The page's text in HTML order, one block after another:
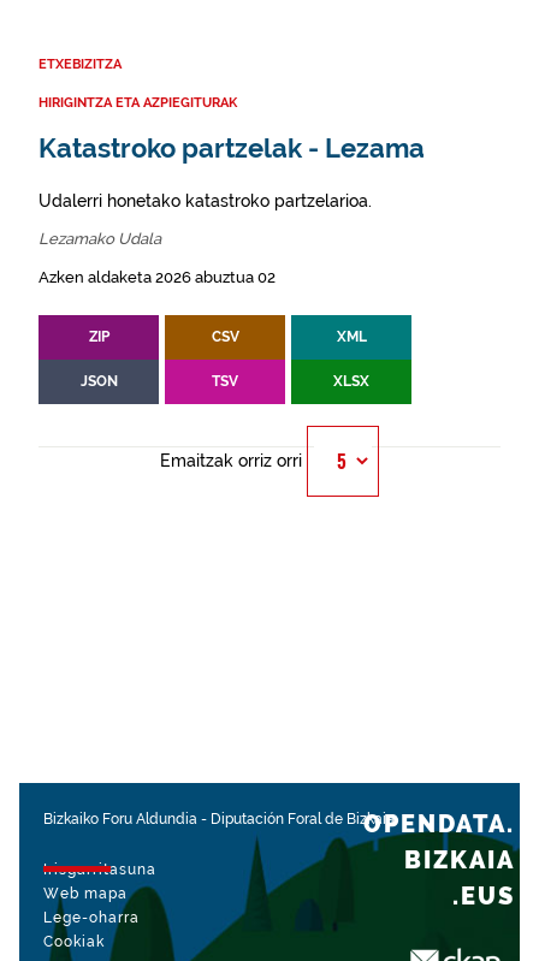
ETXEBIZITZA
HIRIGINTZA ETA AZPIEGITURAK
Katastroko partzelak - Lezama
Udalerri honetako katastroko partzelarioa.
Lezamako Udala
Azken aldaketa 2026 abuztua 02
ZIP CSV XML
JSON TSV XLSX
Emaitzak orriz orri
Bizkaiko Foru Aldundia - Diputación Foral de Bizkaia
Irisgarritasuna
Web mapa
Lege-oharra
Cookiak
OPENDATA.
BIZKAIA
.EUS